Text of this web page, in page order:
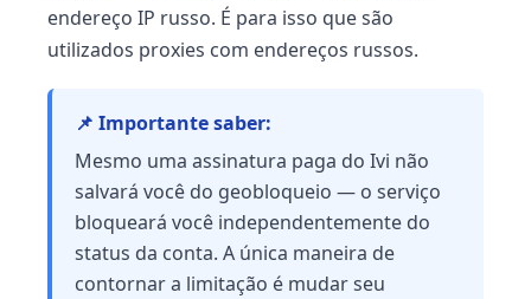
endereço IP russo. É para isso que são
utilizados proxies com endereços russos.
📌 Importante saber:
Mesmo uma assinatura paga do Ivi não
salvará você do geobloqueio — o serviço
bloqueará você independentemente do
status da conta. A única maneira de
contornar a limitação é mudar seu